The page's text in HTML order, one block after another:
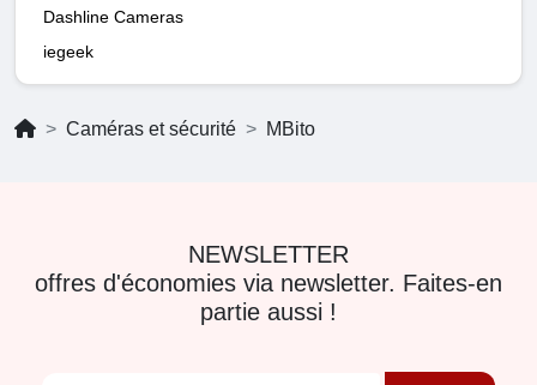
Dashline Cameras
iegeek
Caméras et sécurité MBito
NEWSLETTER
offres d'économies via newsletter. Faites-en
partie aussi !